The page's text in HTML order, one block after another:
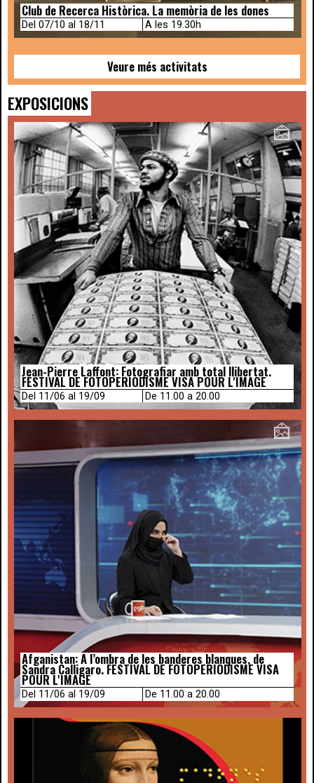
Club de Recerca Històrica. La memòria de les dones
Del 07/10 al 18/11 A les 19.30h
Veure més activitats
EXPOSICIONS
Jean-Pierre Laffont: Fotografiar amb total llibertat.
FESTIVAL DE FOTOPERIODISME VISA POUR L'IMAGE
Del 11/06 al 19/09 De 11.00 a 20.00
Afganistan: A l’ombra de les banderes blanques, de
Sandra Calligaro. FESTIVAL DE FOTOPERIODISME VISA
POUR L'IMAGE
Del 11/06 al 19/09 De 11.00 a 20.00